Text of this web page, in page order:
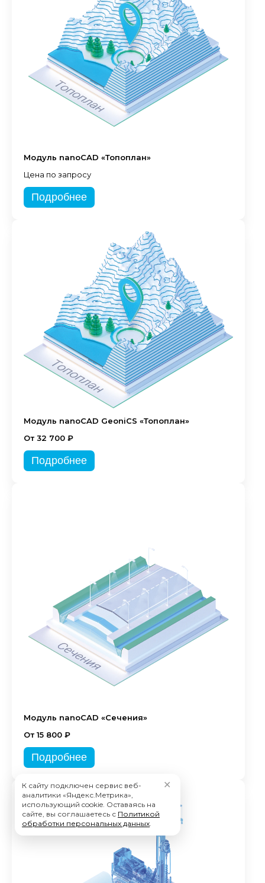
Модуль nanoCAD «Топоплан»
Цена по запросу
Подробнее
Модуль nanoCAD GeoniCS «Топоплан»
От 32 700 ₽
Подробнее
Модуль nanoCAD «Сечения»
От 15 800 ₽
Подробнее
К сайту подключен сервис веб-
аналитики «Яндекс.Метрика»,
использующий cookie. Оставаясь на
сайте, вы соглашаетесь с Политикой
обработки персональных данных.
✕